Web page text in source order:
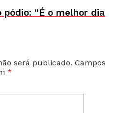
pódio: “É o melhor dia
será publicado. Campos
*